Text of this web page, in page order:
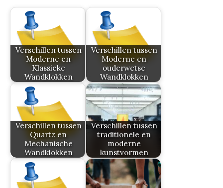
Verschillen tussen
Moderne en
Klassieke
Wandklokken
Verschillen tussen
Moderne en
ouderwetse
Wandklokken
Verschillen tussen
Quartz en
Mechanische
Wandklokken
Verschillen tussen
traditionele en
moderne
kunstvormen